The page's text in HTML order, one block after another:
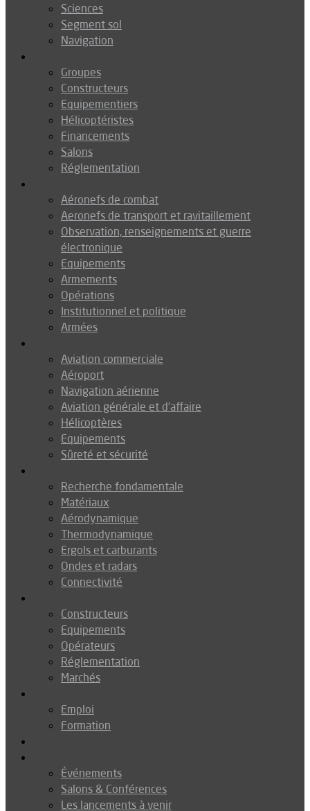
Sciences
Segment sol
Navigation
Groupes
Constructeurs
Equipementiers
Hélicoptéristes
Financements
Salons
Réglementation
Aéronefs de combat
Aeronefs de transport et ravitaillement
Observation, renseignements et guerre
électronique
Equipements
Armements
Opérations
Institutionnel et politique
Armées
Aviation commerciale
Aéroport
Navigation aérienne
Aviation générale et d’affaire
Hélicoptères
Equipements
Sûreté et sécurité
Recherche fondamentale
Matériaux
Aérodynamique
Thermodynamique
Ergols et carburants
Ondes et radars
Connectivité
Constructeurs
Equipements
Opérateurs
Réglementation
Marchés
Emploi
Formation
Événements
Salons & Conférences
Les lancements à venir